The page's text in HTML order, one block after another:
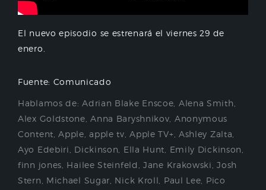
El nuevo episodio se estrenará el viernes 29 de
enero.
Fuente: Comunicado
Hablamos de:Adrian Blake Enscoe Alena Smith
Alex Goldstone ,Anna Baryshnikov Anonymous
Content ,Apple ,apple tv ,Apple TV+ Ashley Zalta
Ayo Edebiri
Dickinson Ella Hunt Emily Dickinson
finn jones Hailee Steinfeld ,Jane Krakowski ,Josh
Stern
Michael Sugar Nick Kroll Paul Lee Pico